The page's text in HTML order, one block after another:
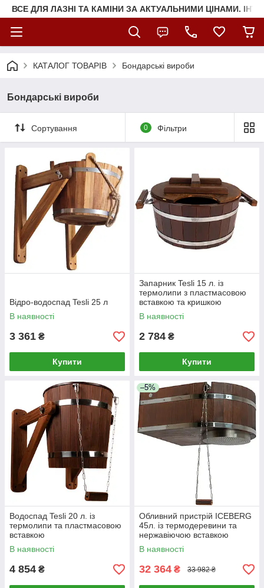
ВСЕ ДЛЯ ЛАЗНІ ТА КАМІНИ ЗА АКТУАЛЬНИМИ ЦІНАМИ.
КАТАЛОГ ТОВАРІВ Бондарські вироби
Бондарські вироби
Сортування 0 Фільтри
Відро-водоспад Tesli 25 л
В наявності
3 361 ₴
Купити
Запарник Tesli 15 л. із
термолипи з пластмасовою
вставкою та кришкою
В наявності
2 784 ₴
Купити
Водоспад Tesli 20 л. із
термолипи та пластмасовою
вставкою
В наявності
4 854 ₴
–5%
Обливний пристрій ICEBERG
45л. із термодеревини та
нержавіючою вставкою
В наявності
32 364 ₴ 33 982 ₴